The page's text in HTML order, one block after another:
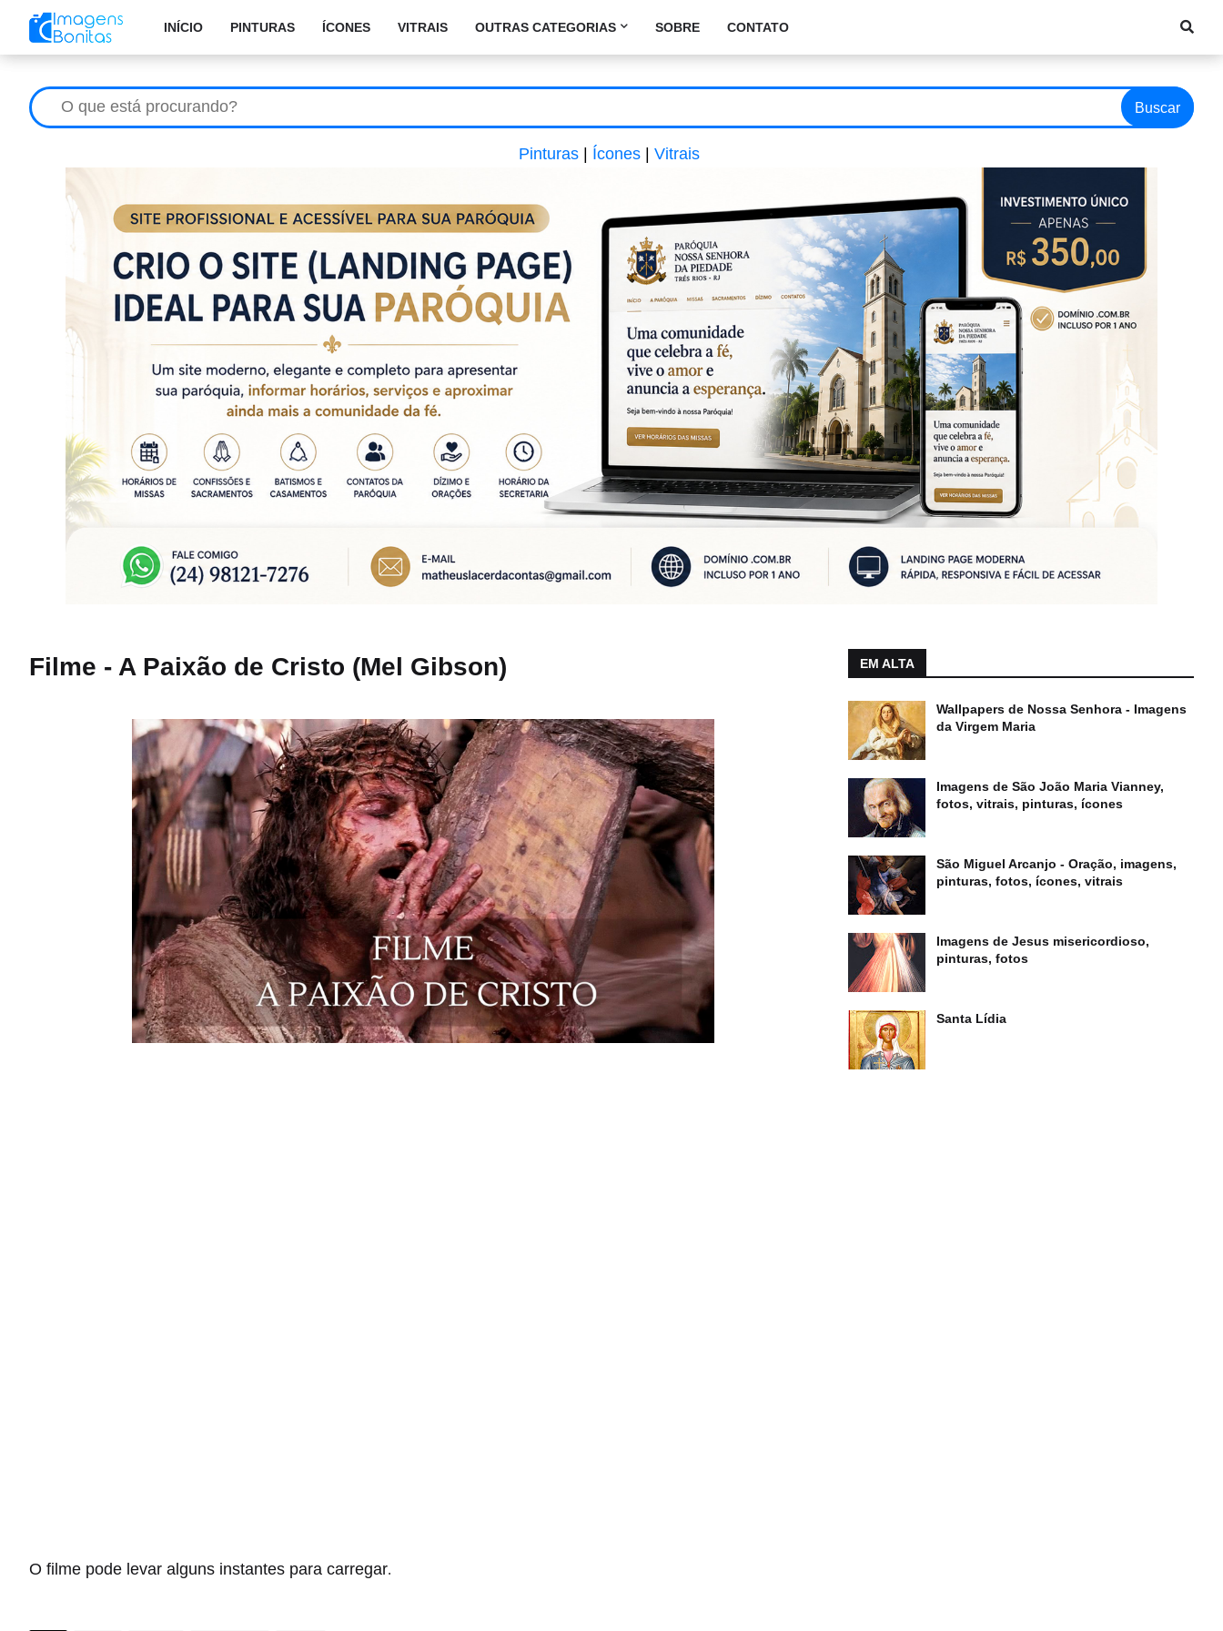
INÍCIO PINTURAS ÍCONES VITRAIS OUTRAS CATEGORIAS SOBRE CONTATO
Buscar
Pinturas Ícones Vitrais
Filme - A Paixão de Cristo (Mel Gibson)
O filme pode levar alguns instantes para carregar.
EM ALTA
Wallpapers de Nossa Senhora - Imagens
da Virgem Maria
Imagens de São João Maria Vianney,
fotos, vitrais, pinturas, ícones
São Miguel Arcanjo - Oração, imagens,
pinturas, fotos, ícones, vitrais
Imagens de Jesus misericordioso,
pinturas, fotos
Santa Lídia